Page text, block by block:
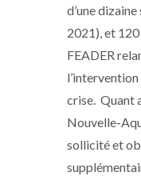
d’une
2021), et
FEADER
crise. Quant
Nouvelle-
sollicité et